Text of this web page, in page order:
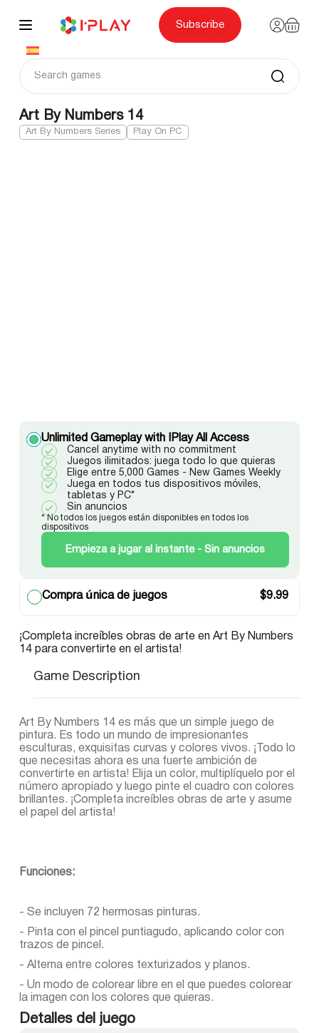
content
Subscribe
Art By Numbers 14
Art By Numbers Series Play On PC
Unlimited Gameplay with IPlay All Access
Cancel anytime with no commitment
Juegos ilimitados: juega todo lo que quieras
Elige entre 5,000 Games - New Games Weekly
Juega en todos tus dispositivos móviles,
tabletas y PC*
Sin anuncios
* No todos los juegos están disponibles en todos los
dispositivos
Empieza a jugar al instante - Sin anuncios
Compra única de juegos $9.99
¡Completa increíbles obras de arte en Art By Numbers
14 para convertirte en el artista!
Game Description
Art By Numbers 14 es más que un simple juego de
pintura. Es todo un mundo de impresionantes
esculturas, exquisitas curvas y colores vivos. ¡Todo lo
que necesitas ahora es una fuerte ambición de
convertirte en artista! Elija un color, multiplíquelo por el
número apropiado y luego pinte el cuadro con colores
brillantes. ¡Completa increíbles obras de arte y asume
el papel del artista!
Funciones:
- Se incluyen 72 hermosas pinturas.
- Pinta con el pincel puntiagudo, aplicando color con
trazos de pincel.
- Alterna entre colores texturizados y planos.
- Un modo de colorear libre en el que puedes colorear
la imagen con los colores que quieras.
Detalles del juego